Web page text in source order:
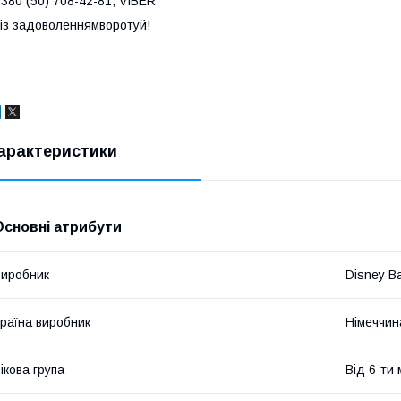
із задоволеннямворотуй!
атрибути
Disney
виробник
група Від 6-ти